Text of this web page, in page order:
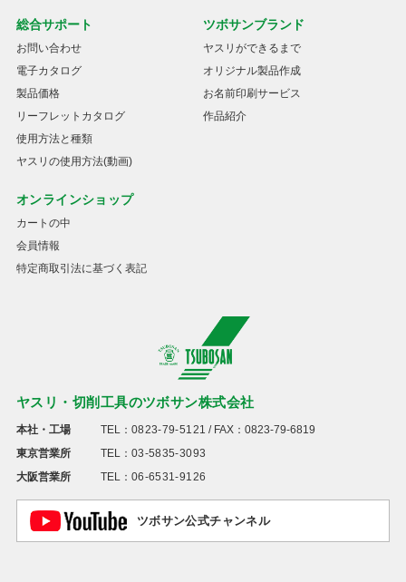
ヤスリ・切削工具のツボサン株式会社
本社・工場 TEL： 0823-79-5121 / FAX：0823-79-6819
東京営業所
TEL： 03-5835-3093
大阪営業所
TEL： 06-6531-9126
ツボサン公式チャンネル
総合サポート
お問い合わせ
電子カタログ
製品価格
リーフレットカタログ
使用方法と種類
ヤスリの使用方法(動画)
ツボサンブランド
ヤスリができるまで
オリジナル製品作成
お名前印刷サービス
作品紹介
オンラインショップ
カートの中
会員情報
特定商取引法に基づく表記